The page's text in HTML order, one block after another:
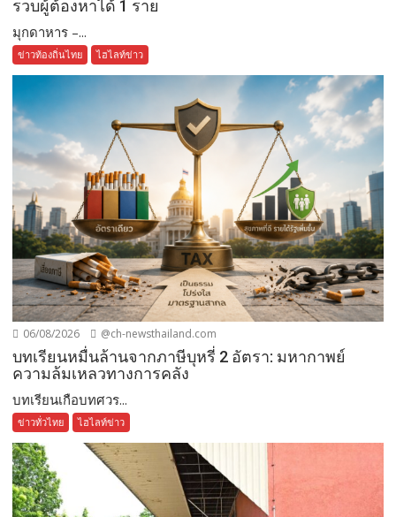
รวบผู้ต้องหาได้ 1 ราย
มุกดาหาร –...
ข่าวท้องถิ่นไทย ไฮไลท์ข่าว
06/08/2026 @ch-newsthailand.com
บทเรียนหมื่นล้านจากภาษีบุหรี่ 2 อัตรา: มหากาพย์
ความล้มเหลวทางการคลัง
บทเรียนเกือบทศวร...
ข่าวทั่วไทย ไฮไลท์ข่าว